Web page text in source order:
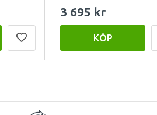
3 695 kr
KÖP